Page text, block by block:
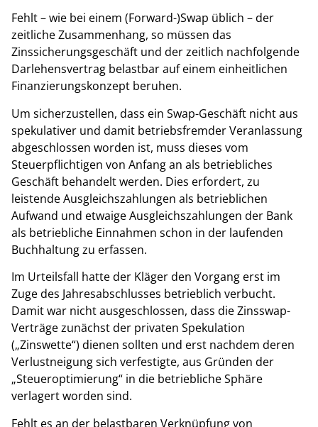
Fehlt – wie bei einem (Forward-)Swap üblich – der
zeitliche Zusammenhang, so müssen das
Zinssicherungsgeschäft und der zeitlich nachfolgende
Darlehensvertrag belastbar auf einem einheitlichen
Finanzierungskonzept beruhen.
Um sicherzustellen, dass ein Swap-Geschäft nicht aus
spekulativer und damit betriebsfremder Veranlassung
abgeschlossen worden ist, muss dieses vom
Steuerpflichtigen von Anfang an als betriebliches
Geschäft behandelt werden. Dies erfordert, zu
leistende Ausgleichszahlungen als betrieblichen
Aufwand und etwaige Ausgleichszahlungen der Bank
als betriebliche Einnahmen schon in der laufenden
Buchhaltung zu erfassen.
Im Urteilsfall hatte der Kläger den Vorgang erst im
Zuge des Jahresabschlusses betrieblich verbucht.
Damit war nicht ausgeschlossen, dass die Zinsswap-
Verträge zunächst der privaten Spekulation
(„Zinswette“) dienen sollten und erst nachdem deren
Verlustneigung sich verfestigte, aus Gründen der
„Steueroptimierung“ in die betriebliche Sphäre
verlagert worden sind.
Fehlt es an der belastbaren Verknüpfung von